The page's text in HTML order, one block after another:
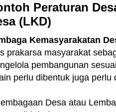
Peraturan
(LKD)
Kemasyarakatan
prakarsa masyarakat
pembangunan
perlu dibentuk juga perlu
Desa atau